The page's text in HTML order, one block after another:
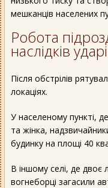
мешканців населених
Робота
наслідків
Після обстрілів
локаціях.
У населеному пункті,
та жінка,
будинку на площі 40
В іншому селі, де
вогнеборці загасили